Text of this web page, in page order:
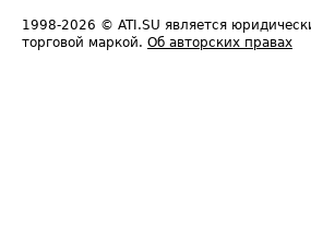
1998-2026 © ATI.SU является
торговой маркой. Об авторских правах